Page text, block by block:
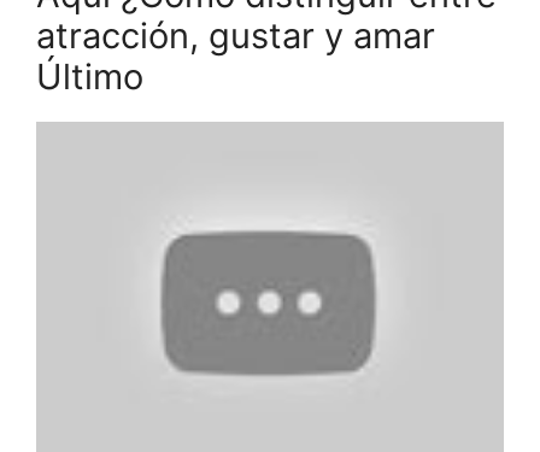
atracción, gustar y amar
Último